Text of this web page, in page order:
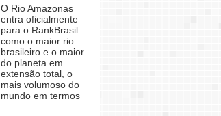
O Rio Amazonas
entra oficialmente
para o RankBrasil
como o maior rio
brasileiro e o maior
do planeta em
extensão total, o
mais volumoso do
mundo em termos